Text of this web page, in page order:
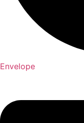
Envelope